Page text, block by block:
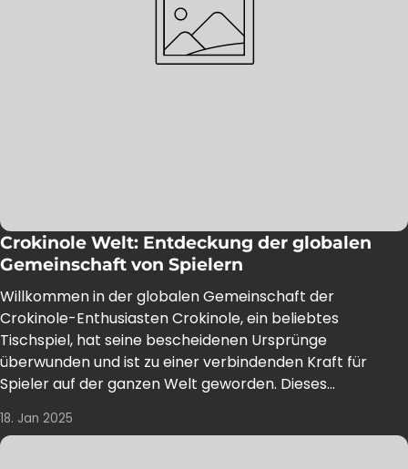
Crokinole Welt: Entdeckung der globalen
Gemeinschaft von Spielern
Willkommen in der globalen Gemeinschaft der
Crokinole-Enthusiasten Crokinole, ein beliebtes
Tischspiel, hat seine bescheidenen Ursprünge
überwunden und ist zu einer verbindenden Kraft für
Spieler auf der ganzen Welt geworden. Dieses...
18. Jan 2025